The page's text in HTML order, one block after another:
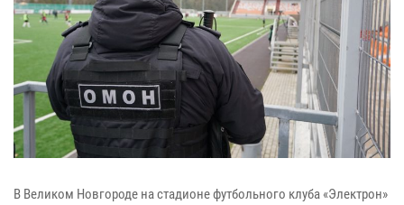
В Великом Новгороде на стадионе футбольного клуба «Электрон»